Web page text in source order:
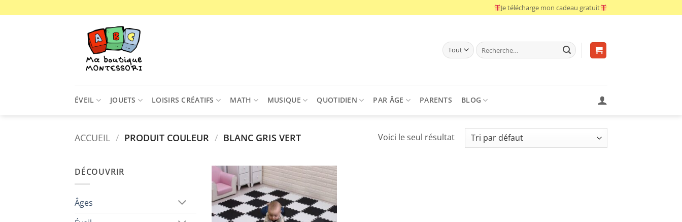
au
Je télécharge mon cadeau gratuit
Recherche
pour :
ÉVEIL JOUETS LOISIRS CRÉATIFS MATH MUSIQUE QUOTIDIEN PAR ÂGE PARENTS BLOG
ACCUEIL / PRODUIT COULEUR / BLANC GRIS VERT Voici le seul résultat
DÉCOUVRIR
Âges